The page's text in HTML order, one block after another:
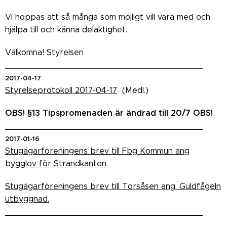
Vi hoppas att så många som möjligt vill vara med och
hjälpa till och känna delaktighet.
Välkomna! Styrelsen
2017-04-17
Styrelseprotokoll 2017-04-17 (Medl.)
OBS! §13 Tipspromenaden är ändrad till 20/7 OBS!
2017-01-16
Stugägarföreningens brev till Fbg Kommun ang
bygglov för Strandkanten.
Stugägarföreningens brev till Torsåsen ang. Guldfågeln
utbyggnad.